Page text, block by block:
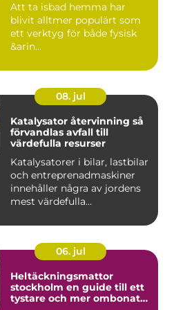
Att ta isbad hemma har
blivit alltmer populärt som
ett verktyg för både fysisk
&arin...
08. jul
Katalysator återvinning så
förvandlas avfall till
värdefulla resurser
Katalysatorer i bilar, lastbilar
och entreprenadmaskiner
innehåller några av jordens
mest värdefulla...
06. jul
Heltäckningsmattor
stockholm en guide till ett
tystare och mer ombonat